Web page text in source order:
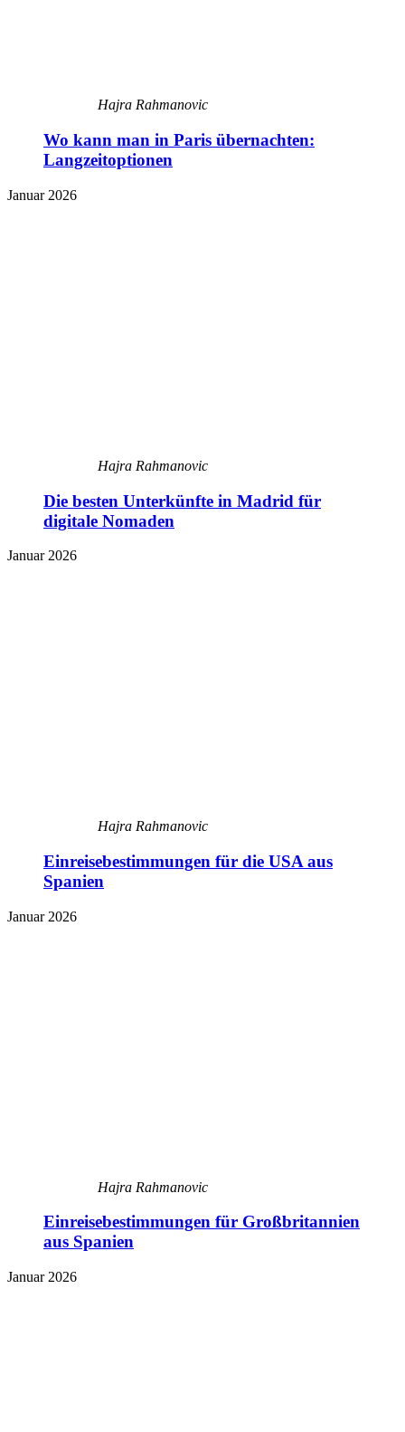
Hajra Rahmanovic
Wo kann man in Paris übernachten:
Langzeitoptionen
Januar 2026
Hajra Rahmanovic
Die besten Unterkünfte in Madrid für
digitale Nomaden
Januar 2026
Hajra Rahmanovic
Einreisebestimmungen für die USA aus
Spanien
Januar 2026
Hajra Rahmanovic
Einreisebestimmungen für Großbritannien
aus Spanien
Januar 2026